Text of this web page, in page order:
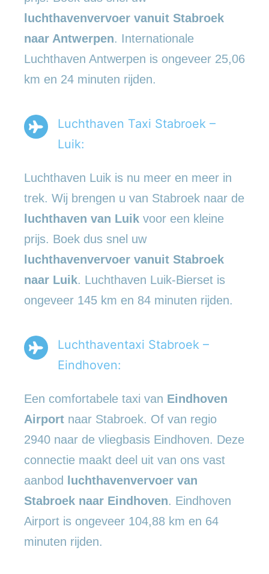
luchthavenvervoer vanuit Stabroek
naar Antwerpen. Internationale
Luchthaven Antwerpen is ongeveer 25,06
km en 24 minuten rijden.
Luchthaven Taxi Stabroek –
Luik:
Luchthaven Luik is nu meer en meer in
trek. Wij brengen u van Stabroek naar de
luchthaven van Luik voor een kleine
prijs. Boek dus snel uw
luchthavenvervoer vanuit Stabroek
naar Luik. Luchthaven Luik-Bierset is
ongeveer 145 km en 84 minuten rijden.
Luchthaventaxi Stabroek –
Eindhoven:
Een comfortabele taxi van Eindhoven
Airport naar Stabroek. Of van regio
2940 naar de vliegbasis Eindhoven. Deze
connectie maakt deel uit van ons vast
aanbod
luchthavenvervoer van
Stabroek naar Eindhoven. Eindhoven
Airport is ongeveer 104,88 km en 64
minuten rijden.